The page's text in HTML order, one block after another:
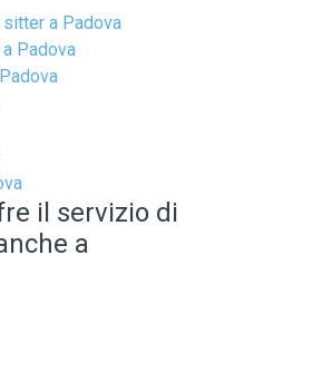
a Padova
Padova
il servizio di
a